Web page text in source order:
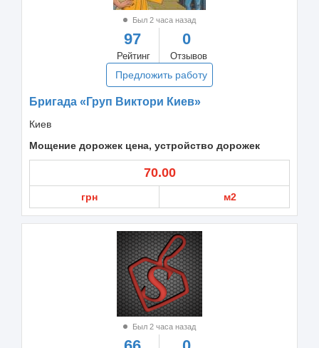
Был 2 часа назад
97
Рейтинг
0
Отзывов
Предложить работу
Бригада «Груп Виктори Киев»
Киев
Мощение дорожек цена, устройство дорожек
70.00
грн м2
Был 2 часа назад